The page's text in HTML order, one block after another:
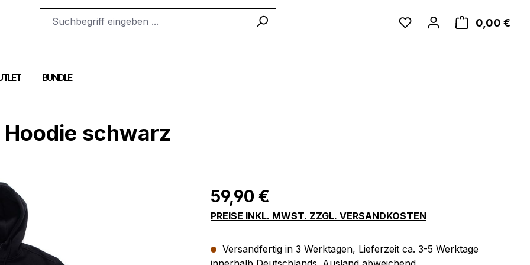
0,00 €
BUNDLE
Hoodie schwarz
Regulärer Preis:
59,90 €
PREISE INKL. MWST. ZZGL. VERSANDKOSTEN
Versandfertig in 3 Werktagen, Lieferzeit ca. 3-5 Werktage